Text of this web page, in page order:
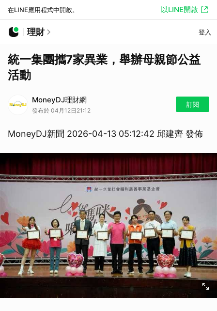
在LINE應用程式中開啟。 以LINE開啟
理財 登入
統一集團攜7家異業，舉辦母親節公益
活動
MoneyDJ理財網
發布於 04月12日21:12
訂閱
MoneyDJ新聞 2026-04-13 05:12:42 邱建齊 發佈